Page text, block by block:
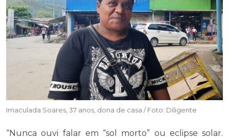
Imaculada Soares, 37 anos, dona de casa / Foto: Diligente
“Nunca ouvi falar em “sol morto” ou eclipse solar.